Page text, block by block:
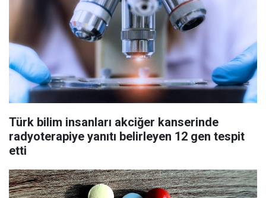
Türk bilim insanları akciğer kanserinde
radyoterapiye yanıtı belirleyen 12 gen tespit
etti